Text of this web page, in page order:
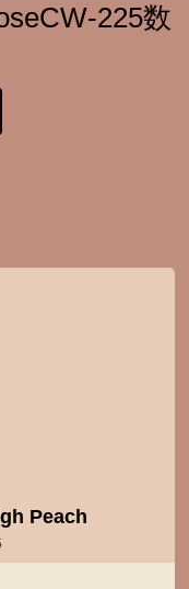
225数
Peach